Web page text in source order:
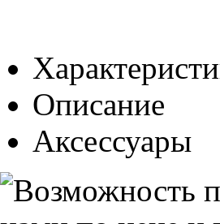
Описание
Аксессуары